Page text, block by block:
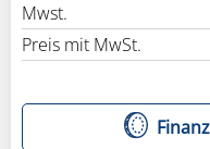
Mwst.
Preis mit MwSt.